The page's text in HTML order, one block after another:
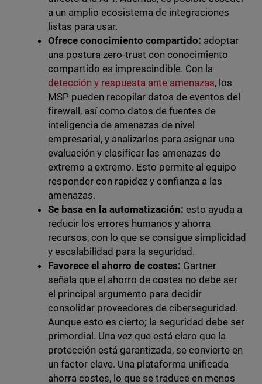
a un amplio ecosistema de integraciones
listas para usar.
Ofrece conocimiento compartido: adoptar
una postura zero-trust con conocimiento
compartido es imprescindible. Con la
detección y respuesta ante amenazas, los
MSP pueden recopilar datos de eventos del
firewall, así como datos de fuentes de
inteligencia de amenazas de nivel
empresarial, y analizarlos para asignar una
evaluación y clasificar las amenazas de
extremo a extremo. Esto permite al equipo
responder con rapidez y confianza a las
amenazas.
Se basa en la automatización: esto ayuda a
reducir los errores humanos y ahorra
recursos, con lo que se consigue simplicidad
y escalabilidad para la seguridad.
Favorece el ahorro de costes: Gartner
señala que el ahorro de costes no debe ser
el principal argumento para decidir
consolidar proveedores de ciberseguridad.
Aunque esto es cierto; la seguridad debe ser
primordial. Una vez que está claro que la
protección está garantizada, se convierte en
un factor clave. Una plataforma unificada
ahorra costes, lo que se traduce en menos